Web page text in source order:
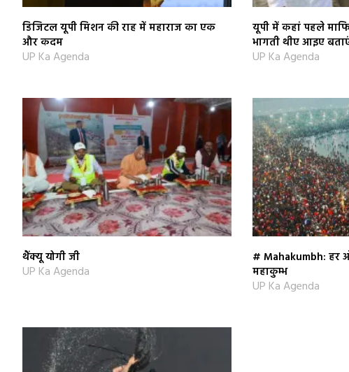
डिजिटल यूपी मिशन की राह में महाराज का एक
और कदम
UP Ka Agenda
यूपी में कहां पहले
भागती थीए आइए
UP Ka Agenda
थैंक्यू योगी जी
UP Ka Agenda
# Mahakumbh: हर
महाकुम्भ
UP Ka Agenda